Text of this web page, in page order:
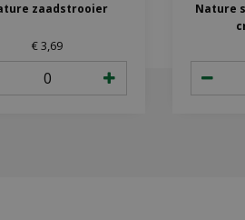
zaadstrooier
€3,69
Nature